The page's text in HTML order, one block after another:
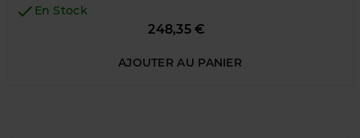
 En Stock
248,35 €
AJOUTER AU PANIER